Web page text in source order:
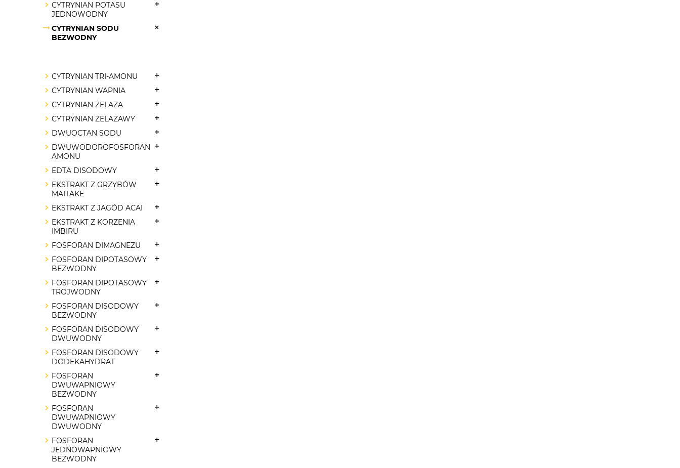
CYTRYNIAN POTASU
JEDNOWODNY
CYTRYNIAN SODU
BEZWODNY
CYTRYNIAN TRI-AMONU
CYTRYNIAN WAPNIA
CYTRYNIAN ŻELAZA
CYTRYNIAN ŻELAZAWY
DWUOCTAN SODU
DWUWODOROFOSFORAN
AMONU
EDTA DISODOWY
EKSTRAKT Z GRZYBÓW
MAITAKE
EKSTRAKT Z JAGÓD ACAI
EKSTRAKT Z KORZENIA
IMBIRU
FOSFORAN DIMAGNEZU
FOSFORAN DIPOTASOWY
BEZWODNY
FOSFORAN DIPOTASOWY
TROJWODNY
FOSFORAN DISODOWY
BEZWODNY
FOSFORAN DISODOWY
DWUWODNY
FOSFORAN DISODOWY
DODEKAHYDRAT
FOSFORAN
DWUWAPNIOWY
BEZWODNY
FOSFORAN
DWUWAPNIOWY
DWUWODNY
FOSFORAN
JEDNOWAPNIOWY
BEZWODNY